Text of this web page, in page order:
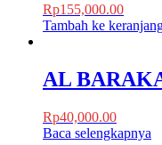
Rp155,000.00
Tambah ke
AL
Rp40,000.00
Baca selengkapnya